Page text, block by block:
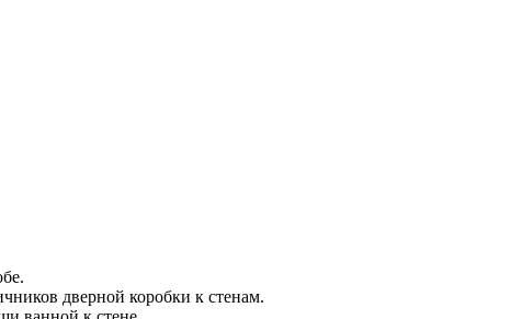
дверной коробки к стенам.